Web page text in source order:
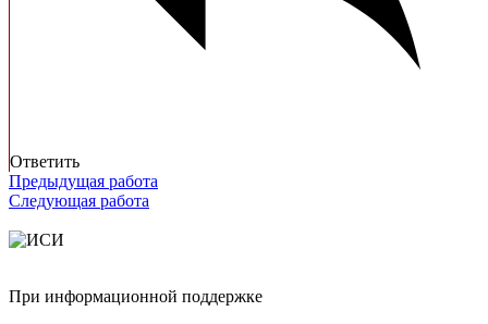
Ответить
Предыдущая работа
Следующая работа
При информационной поддержке